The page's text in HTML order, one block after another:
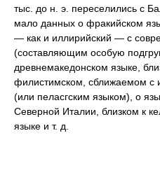
тыс. до н. э. переселились с
мало данных о фракийском
— как и иллирийский — с
(составляющим особую
древнемакедонском языке,
филистимском, сближаемом с
(или пеласгским языком), о
Северной Италии, близком к
языке и т. д.